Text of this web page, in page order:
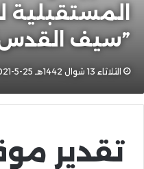
المستقبلية
”سيف
الثلاثاء 13 شوال 1442هـ 25-5-2021م
تقدير